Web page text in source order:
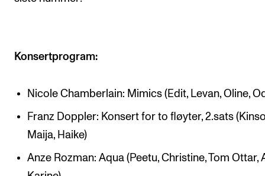
Arrangementer og konserter
Nyheter og historier
Ledige stillinger
Konsertprogram:
Nicole Chamberlain: Mimics (Edit, Levan, Oline,
Franz Doppler: Konsert for to fløyter, 2.sats
Maija, Haike)
Anze Rozman: Aqua (Peetu, Christine, Tom Ottar,